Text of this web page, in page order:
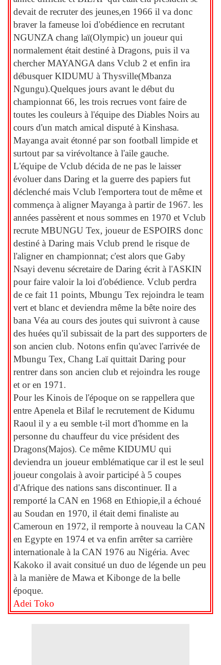
devait de recruter des jeunes,en 1966 il va donc
braver la fameuse loi d'obédience en recrutant
NGUNZA chang laï(Olympic) un joueur qui
normalement était destiné à Dragons, puis il va
chercher MAYANGA dans Vclub 2 et enfin ira
débusquer KIDUMU à Thysville(Mbanza
Ngungu).Quelques jours avant le début du
championnat 66, les trois recrues vont faire de
toutes les couleurs à l'équipe des Diables Noirs au
cours d'un match amical disputé à Kinshasa.
Mayanga avait étonné par son football limpide et
surtout par sa virévoltance à l'aile gauche.
L'équipe de Vclub décida de ne pas le laisser
évoluer dans Daring et la guerre des papiers fut
déclenché mais Vclub l'emportera tout de même et
commença à aligner Mayanga à partir de 1967. les
années passèrent et nous sommes en 1970 et Vclub
recrute MBUNGU Tex, joueur de ESPOIRS donc
destiné à Daring mais Vclub prend le risque de
l'aligner en championnat; c'est alors que Gaby
Nsayi devenu sécretaire de Daring écrit à l'ASKIN
pour faire valoir la loi d'obédience. Vclub perdra
de ce fait 11 points, Mbungu Tex rejoindra le team
vert et blanc et deviendra même la bête noire des
bana Véa au cours des joutes qui suivront à cause
des huées qu'il subissait de la part des supporters de
son ancien club. Notons enfin qu'avec l'arrivée de
Mbungu Tex, Chang Laï quittait Daring pour
rentrer dans son ancien club et rejoindra les rouge
et or en 1971.
Pour les Kinois de l'époque on se rappellera que
entre Apenela et Bilaf le recrutement de Kidumu
Raoul il y a eu semble t-il mort d'homme en la
personne du chauffeur du vice président des
Dragons(Majos). Ce même KIDUMU qui
deviendra un joueur emblématique car il est le seul
joueur congolais à avoir participé à 5 coupes
d'Afrique des nations sans discontinuer. Il a
remporté la CAN en 1968 en Ethiopie,il a échoué
au Soudan en 1970, il était demi finaliste au
Cameroun en 1972, il remporte à nouveau la CAN
en Egypte en 1974 et va enfin arrêter sa carrière
internationale à la CAN 1976 au Nigéria. Avec
Kakoko il avait consitué un duo de légende un peu
à la manière de Mawa et Kibonge de la belle
époque.
Adei Toko